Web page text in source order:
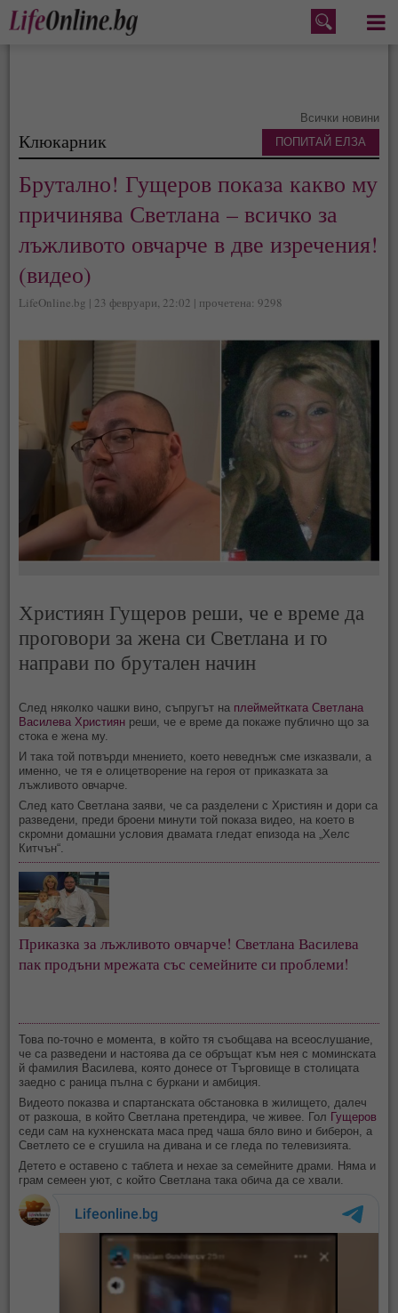
Меню
Всички новини
Клюкарник
Брутално! Гущеров показа какво му
причинява Светлана – всичко за
лъжливото овчарче в две изречения!
(видео)
LifeOnline.bg | 23 февруари, 22:02 | прочетена: 9298
Християн Гущеров реши, че е време да
проговори за жена си Светлана и го
направи по брутален начин
След няколко чашки вино, съпругът на плеймейтката Светлана
Василева Християн реши, че е време да покаже публично що за
стока е жена му.
И така той потвърди мнението, което неведнъж сме изказвали, а
именно, че тя е олицетворение на героя от приказката за
лъжливото овчарче.
След като Светлана заяви, че са разделени с Християн и дори са
разведени, преди броени минути той показа видео, на което в
скромни домашни условия двамата гледат епизода на „Хелс
Китчън“.
Приказка за лъжливото овчарче! Светлана Василева
пак продъни мрежата със семейните си проблеми!
Това по-точно е момента, в който тя съобщава на всеослушание,
че са разведени и настоява да се обръщат към нея с моминската
й фамилия Василева, която донесе от Търговище в столицата
заедно с раница пълна с буркани и амбиция.
Видеото показва и спартанската обстановка в жилището, далеч
от разкоша, в който Светлана претендира, че живее. Гол Гущеров
седи сам на кухненската маса пред чаша бяло вино и биберон, а
Светлето се е сгушила на дивана и се гледа по телевизията.
Детето е оставено с таблета и нехае за семейните драми. Няма и
грам семеен уют, с който Светлана така обича да се хвали.
ПОПИТАЙ ЕЛЗА